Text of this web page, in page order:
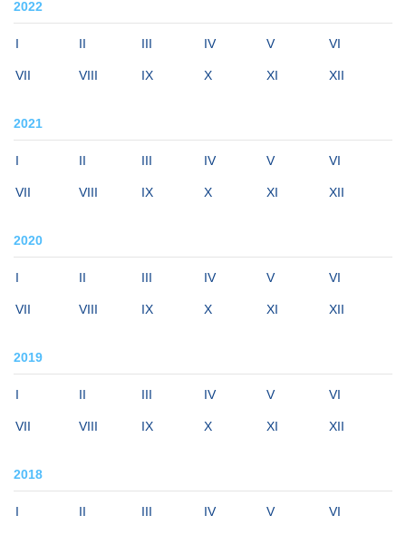
2022
I II III IV V VI
VII VIII IX X XI XII
2021
I II III IV V VI
VII VIII IX X XI XII
2020
I II III IV V VI
VII VIII IX X XI XII
2019
I II III IV V VI
VII VIII IX X XI XII
2018
I II III IV V VI